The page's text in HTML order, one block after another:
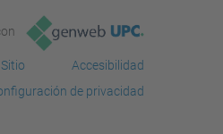
Accesibilidad
de privacidad